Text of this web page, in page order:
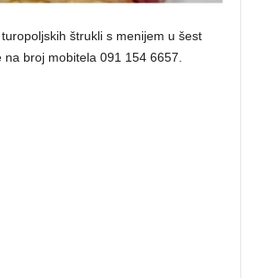
štrukli s menijem u šest
broj mobitela 091 154 6657.